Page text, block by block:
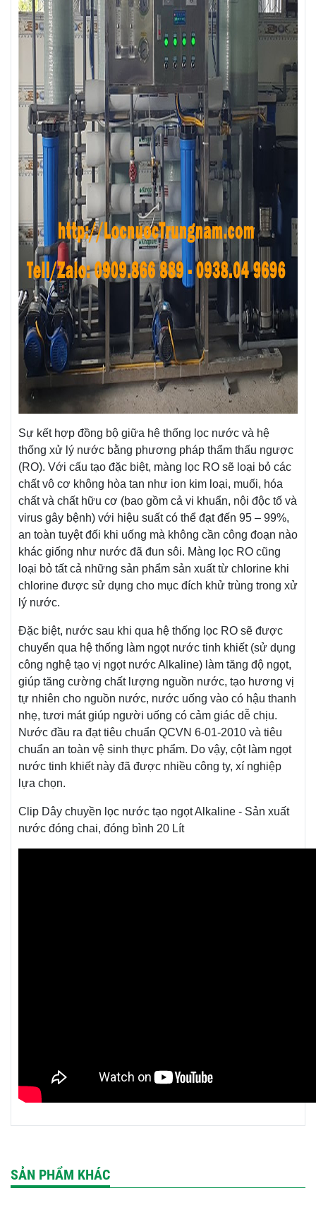
Sự kết hợp đồng bộ giữa hệ thống lọc nước và hệ
thống xử lý nước bằng phương pháp thẩm thấu ngược
(RO). Với cấu tạo đặc biệt, màng lọc RO sẽ loại bỏ các
chất vô cơ không hòa tan như ion kim loại, muối, hóa
chất và chất hữu cơ (bao gồm cả vi khuẩn, nội độc tố và
virus gây bệnh) với hiệu suất có thể đạt đến 95 – 99%,
an toàn tuyệt đối khi uống mà không cần công đoạn nào
khác giống như nước đã đun sôi. Màng lọc RO cũng
loại bỏ tất cả những sản phẩm sản xuất từ chlorine khi
chlorine được sử dụng cho mục đích khử trùng trong xử
lý nước.
Đặc biệt, nước sau khi qua hệ thống lọc RO sẽ được
chuyển qua hệ thống làm ngọt nước tinh khiết (sử dụng
công nghệ tạo vị ngọt nước Alkaline) làm tăng độ ngọt,
giúp tăng cường chất lượng nguồn nước, tạo hương vị
tự nhiên cho nguồn nước, nước uống vào có hậu thanh
nhẹ, tươi mát giúp người uống có cảm giác dễ chịu.
Nước đầu ra đạt tiêu chuẩn QCVN 6-01-2010 và tiêu
chuẩn an toàn vệ sinh thực phẩm. Do vậy, cột làm ngọt
nước tinh khiết này đã được nhiều công ty, xí nghiệp
lựa chọn.
Clip Dây chuyền lọc nước tạo ngọt Alkaline - Sản xuất
nước đóng chai, đóng bình 20 Lít
SẢN PHẨM KHÁC